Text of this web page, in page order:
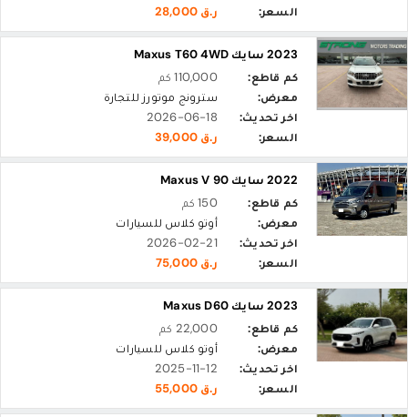
السعر:
ر.ق 28,000
2023 سايك Maxus T60 4WD
كم قاطع:
110,000 كم
معرض:
سترونج موتورز للتجارة
اخر تحديث:
2026-06-18
السعر:
ر.ق 39,000
2022 سايك Maxus V 90
كم قاطع:
150 كم
معرض:
أوتو كلاس للسيارات
اخر تحديث:
2026-02-21
السعر:
ر.ق 75,000
2023 سايك Maxus D60
كم قاطع:
22,000 كم
معرض:
أوتو كلاس للسيارات
اخر تحديث:
2025-11-12
السعر:
ر.ق 55,000